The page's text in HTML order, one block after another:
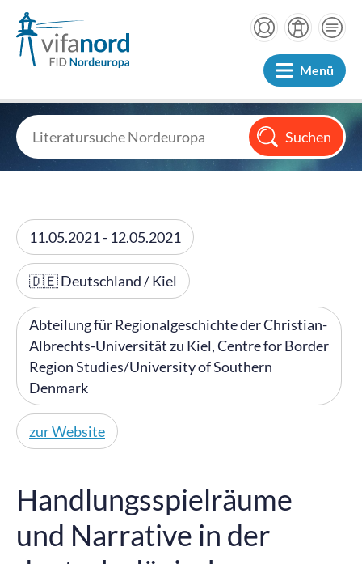
Menü
11.05.2021 - 12.05.2021
🇩🇪 Deutschland / Kiel
Abteilung für Regionalgeschichte der Christian-
Albrechts-Universität zu Kiel, Centre for Border
Region Studies/University of Southern
Denmark
zur Website
Handlungsspielräume
und Narrative in der